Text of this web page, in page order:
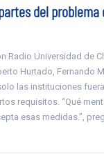
del
Radio Universidad de
Hurtado, Fernando
las instituciones
requisitos. “Qué
esas medidas.”,